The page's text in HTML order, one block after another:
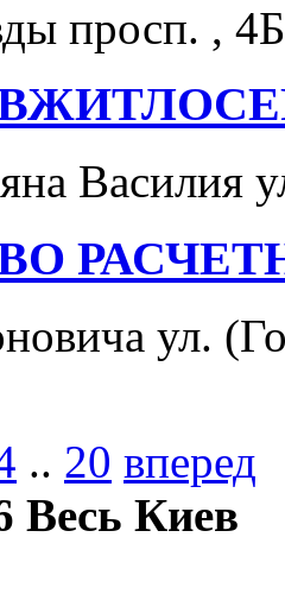
просп. ,
Василия
ул.
.. 20 вперед
Весь Киев